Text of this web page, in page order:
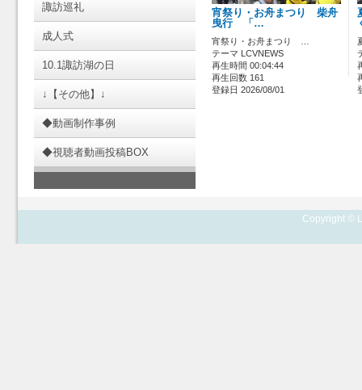
諏訪巡礼
成人式
10.1諏訪湖の日
↓【その他】↓
◆動画制作事例
◆視聴者動画投稿BOX
宵祭り・お舟まつり 柴舟
曳行 「…
宵祭り・お舟まつり …
テーマ LCVNEWS
再生時間 00:04:44
再生回数 161
登録日 2026/08/01
Copyright ©